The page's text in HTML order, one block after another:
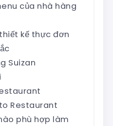
của nhà hàng
kế thực đơn
Suizan
Restaurant
phù hợp làm